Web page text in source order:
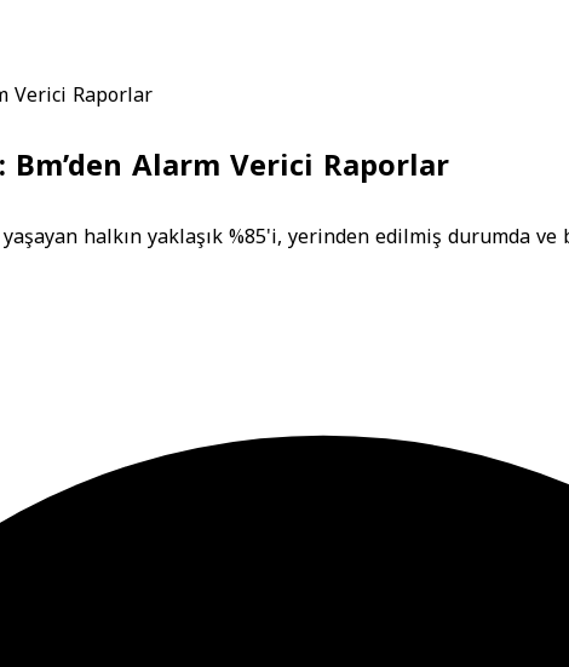
Verici Raporlar
Alarm Verici Raporlar
halkın yaklaşık %85'i, yerinden edilmiş durumda ve